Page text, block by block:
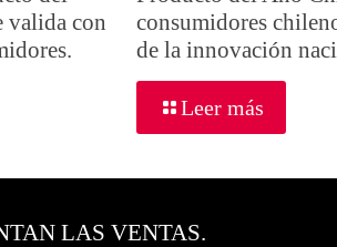
valida con
consumidores
de la innovación
Leer más
LAS VENTAS.